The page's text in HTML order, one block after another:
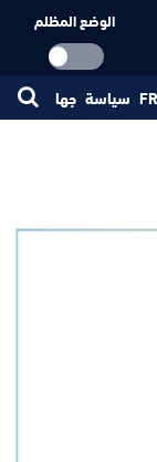
الوضع المظلم
سياسة جهات